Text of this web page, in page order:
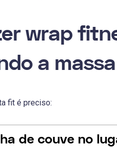
wrap
a
fit é preciso:
de couve no